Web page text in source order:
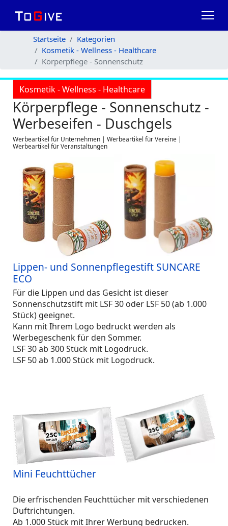
Startseite
Kategorien
Kosmetik - Wellness - Healthcare
Körperpflege - Sonnenschutz
Kosmetik - Wellness - Healthcare
Körperpflege - Sonnenschutz -
Werbeseifen - Duschgels
Werbeartikel für Unternehmen | Werbeartikel für Vereine |
Werbeartikel für Veranstaltungen
Lippen- und Sonnenpflegestift SUNCARE
ECO
Für die Lippen und das Gesicht ist dieser
Sonnenschutzstift mit LSF 30 oder LSF 50 (ab 1.000
Stück) geeignet.
Kann mit Ihrem Logo bedruckt werden als
Werbegeschenk für den Sommer.
LSF 30 ab 300 Stück mit Logodruck.
LSF 50 ab 1.000 Stück mit Logodruck.
Mini Feuchttücher
Die erfrischenden Feuchttücher mit verschiedenen
Duftrichtungen.
Ab 1.000 Stück mit Ihrer Werbung bedrucken.